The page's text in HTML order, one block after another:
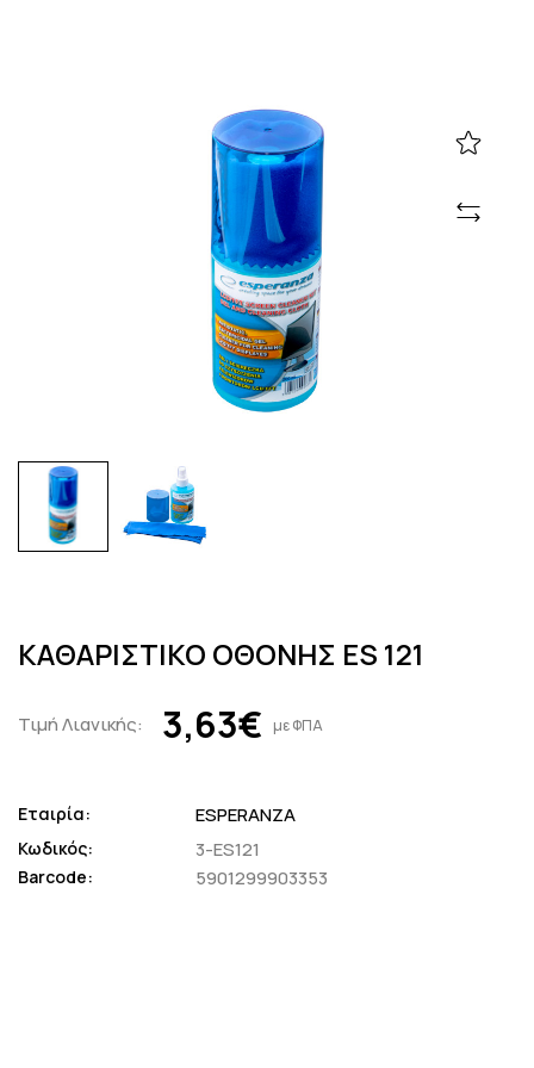
ΚΑΘΑΡΙΣΤΙΚΟ ΟΘΟΝΗΣ ES 121
Τιμή Λιανικής: 3,63€ με ΦΠΑ
Εταιρία: ESPERANZA
Κωδικός: 3-ES121
Barcode: 5901299903353